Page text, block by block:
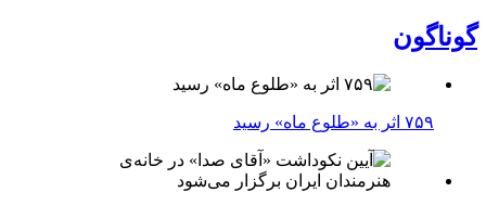
گوناگون
۷۵۹ اثر به «طلوع ماه» رسید